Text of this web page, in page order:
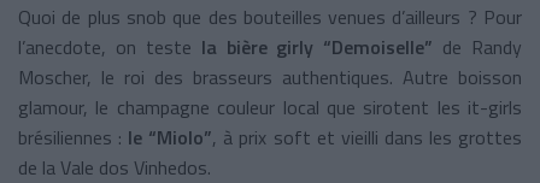
Quoi de plus snob que des bouteilles venues d’ailleurs ? Pour
l’anecdote, on teste la bière girly “Demoiselle” de Randy
Moscher, le roi des brasseurs authentiques. Autre boisson
glamour, le champagne couleur local que sirotent les it-girls
brésiliennes : le “Miolo”, à prix soft et vieilli dans les grottes
de la Vale dos Vinhedos.